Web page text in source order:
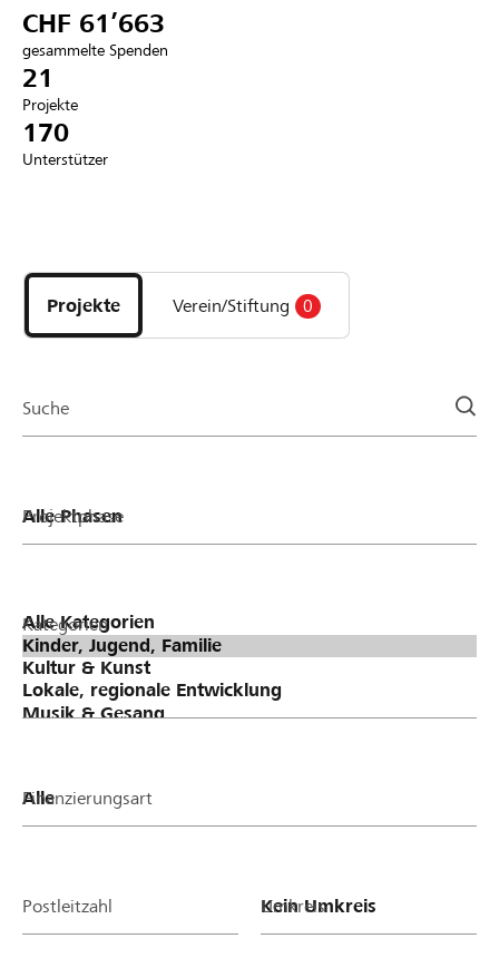
Anmelden
Registrieren
CHF 61’663
gesammelte Spenden
21
Projekte
170
Unterstützer
Projekte
und
Organisationen
Projekte Verein/Stiftung 0
Suche
Projektphase
Kategorien
Finanzierungsart
Postleitzahl Umkreis